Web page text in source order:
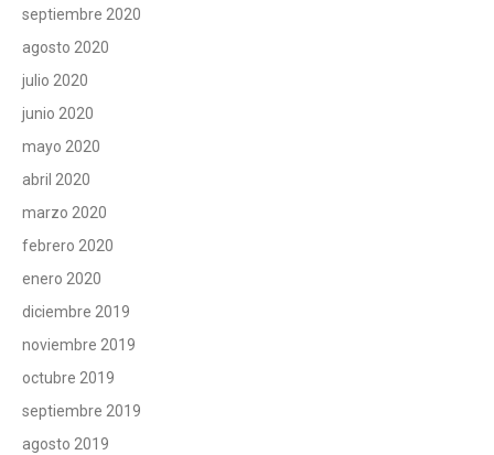
septiembre 2020
agosto 2020
julio 2020
junio 2020
mayo 2020
abril 2020
marzo 2020
febrero 2020
enero 2020
diciembre 2019
noviembre 2019
octubre 2019
septiembre 2019
agosto 2019